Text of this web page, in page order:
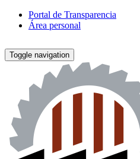
Portal de Transparencia
Área personal
Toggle navigation